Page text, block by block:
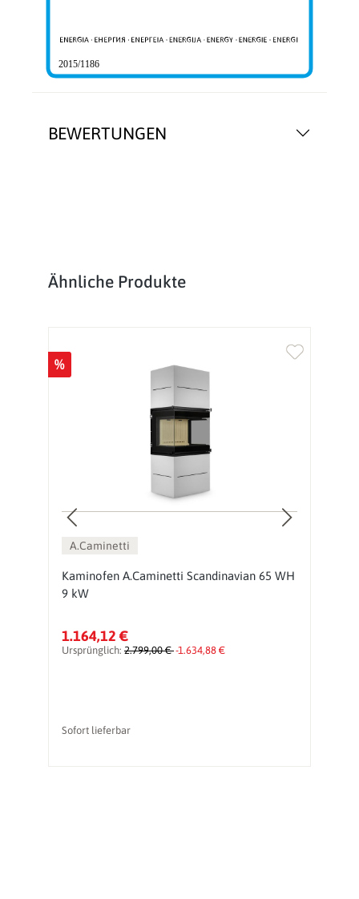
BEWERTUNGEN
2015/1186
Produktgalerie überspringen
Ähnliche Produkte
%
A.Caminetti
Kaminofen A.Caminetti Scandinavian 65 WH
9 kW
1.164,12 €
Ursprünglich: 2.799,00 €-1.634,88 €
Sofort lieferbar